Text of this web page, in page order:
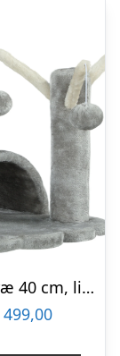
Kradsetræ 40 cm, lille kattetårn med hule, 2 legebolde, kradsemåtte, kradsetræ til katte, klatretræ, til små og store katte, lysegrå
499,00